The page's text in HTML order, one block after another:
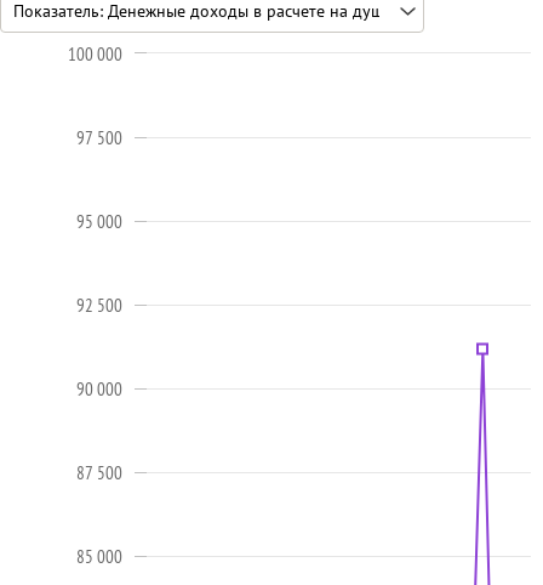
100 000
85 000
87 500
90 000
92 500
95 000
97 500